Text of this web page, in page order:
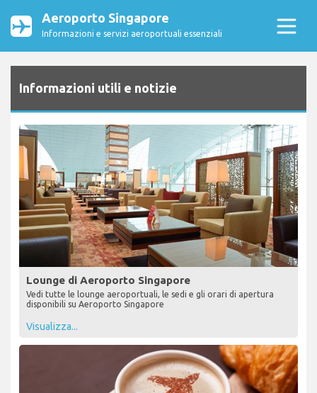
Aeroporto Singapore
Informazioni e servizi aeroportuali essenziali
Informazioni utili e notizie
Lounge di Aeroporto Singapore
Vedi tutte le lounge aeroportuali, le sedi e gli orari di apertura
disponibili su Aeroporto Singapore
Visualizza...